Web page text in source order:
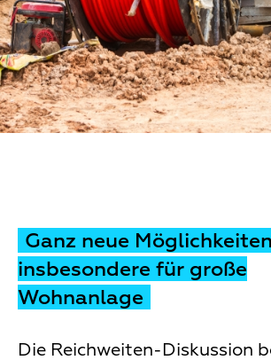
Ganz neue
insbesondere für große
Wohnanlage
Die Reichweiten-Diskussion